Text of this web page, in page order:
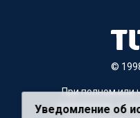
©
При полном или
материалов,
Уведомление об